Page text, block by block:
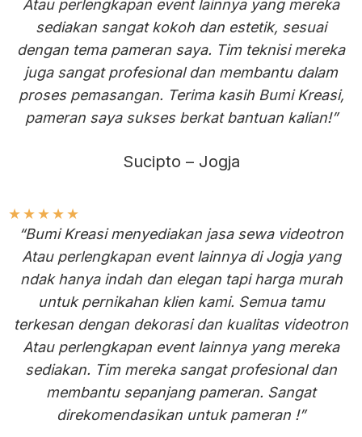
Atau perlengkapan event lainnya yang mereka
sediakan sangat kokoh dan estetik, sesuai
dengan tema pameran saya. Tim teknisi mereka
juga sangat profesional dan membantu dalam
proses pemasangan. Terima kasih Bumi Kreasi,
pameran saya sukses berkat bantuan kalian!”
Sucipto – Jogja
★★★★★
“Bumi Kreasi menyediakan jasa sewa videotron
Atau perlengkapan event lainnya di Jogja yang
ndak hanya indah dan elegan tapi harga murah
untuk pernikahan klien kami. Semua tamu
terkesan dengan dekorasi dan kualitas videotron
Atau perlengkapan event lainnya yang mereka
sediakan. Tim mereka sangat profesional dan
membantu sepanjang pameran. Sangat
direkomendasikan untuk pameran !”